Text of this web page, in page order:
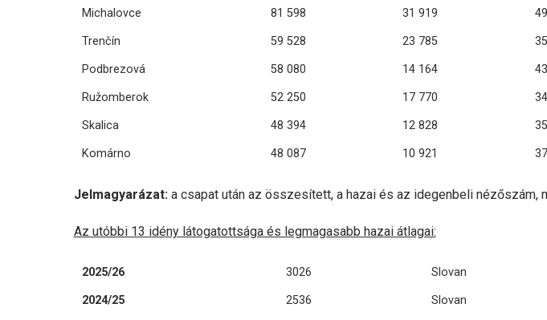
Michalovce 81 598 31 919
Trenčín 59 528 23 785
Podbrezová 58 080 14 164
Ružomberok 52 250 17 770
Skalica 48 394 12 828
Komárno 48 087 10 921
Jelmagyarázat: a csapat után az összesített, a hazai és az idegenbeli nézőszám,
Az utóbbi 13 idény látogatottsága és legmagasabb hazai átlagai:
2025/26 3026 Slovan
2024/25 2536 Slovan